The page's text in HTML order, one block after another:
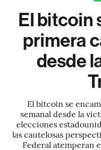
El bitcoin
primera
desde
El bitcoin se
semanal desde la
elecciones
las cautelosas
Federal atemperan